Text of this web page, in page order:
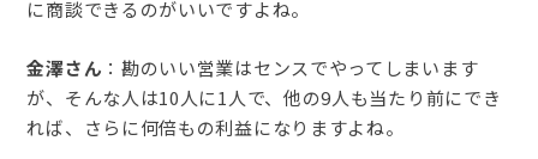
に商談できるのがいいですよね。
金澤さん ：勘のいい営業はセンスでやってしまいます
が、そんな人は10人に1人で、他の9人も当たり前にでき
れば、さらに何倍もの利益になりますよね。